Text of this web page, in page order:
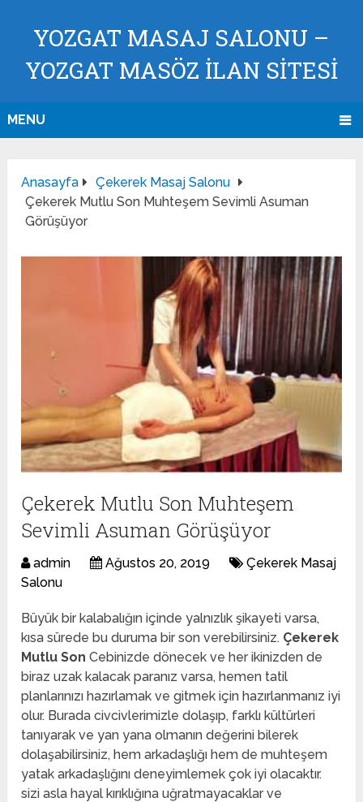
YOZGAT MASAJ SALONU –
YOZGAT MASÖZ İLAN SİTESİ
MENU
Anasayfa
Çekerek Masaj Salonu
Çekerek Mutlu Son Muhteşem Sevimli Asuman
Görüşüyor
Çekerek Mutlu Son Muhteşem
Sevimli Asuman Görüşüyor
admin Ağustos 20, 2019
Çekerek Masaj
Salonu
Büyük bir kalabalığın içinde yalnızlık şikayeti varsa,
kısa sürede bu duruma bir son verebilirsiniz. Çekerek
Mutlu Son Cebinizde dönecek ve her ikinizden de
biraz uzak kalacak paranız varsa, hemen tatil
planlarınızı hazırlamak ve gitmek için hazırlanmanız iyi
olur. Burada civcivlerimizle dolaşıp, farklı kültürleri
tanıyarak ve yan yana olmanın değerini bilerek
dolaşabilirsiniz, hem arkadaşlığı hem de muhteşem
yatak arkadaşlığını deneyimlemek çok iyi olacaktır.
sizi asla hayal kırıklığına uğratmayacaklar ve